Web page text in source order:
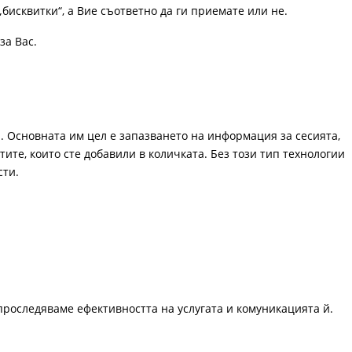
а Вие съответно да ги приемате или не.
Вас.
им цел е запазването на информация за сесията,
които сте добавили в количката. Без този тип технологии
ефективността на услугата и комуникацията й.